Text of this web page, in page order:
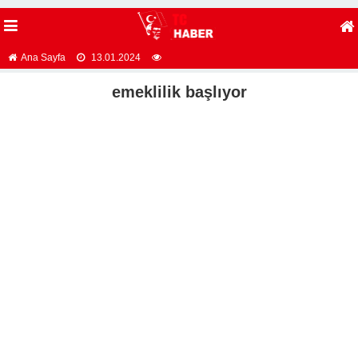
Ana Sayfa 13.01.2024
emeklilik başlıyor